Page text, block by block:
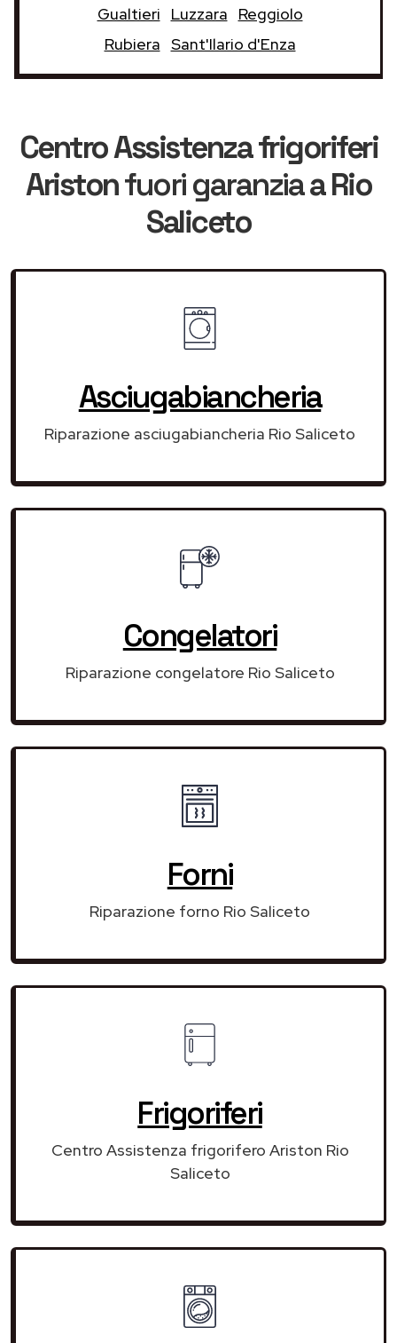
Gualtieri Luzzara
Reggiolo
Rubiera Sant'Ilario d'Enza
Centro Assistenza frigoriferi
Aristonfuori garanziaa Rio
Saliceto
Asciugabiancheria
Riparazione asciugabiancheria Rio Saliceto
Congelatori
Riparazione congelatore Rio Saliceto
Forni
Riparazione forno Rio Saliceto
Frigoriferi
Centro Assistenza frigorifero Ariston Rio
Saliceto